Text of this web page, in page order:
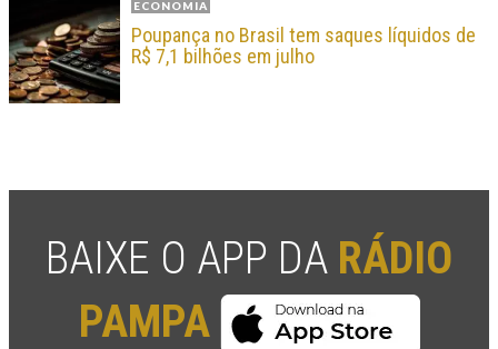
ECONOMIA
Poupança no Brasil tem saques líquidos de
R$ 7,1 bilhões em julho
BAIXE O APP DA RÁDIO
PAMPA